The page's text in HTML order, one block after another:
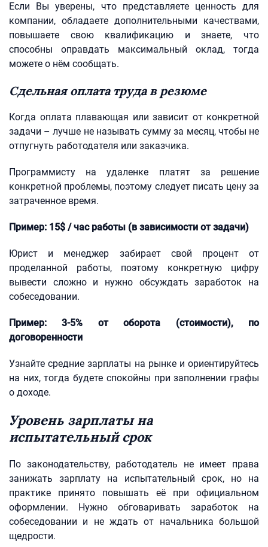
Если Вы уверены, что представляете ценность для
компании, обладаете дополнительными качествами,
повышаете свою квалификацию и знаете, что
способны оправдать максимальный оклад, тогда
можете о нём сообщать.
Сдельная оплата труда в резюме
Когда оплата плавающая или зависит от конкретной
задачи – лучше не называть сумму за месяц, чтобы не
отпугнуть работодателя или заказчика.
Программисту на удаленке платят за решение
конкретной проблемы, поэтому следует писать цену за
затраченное время.
Пример: 15$ / час работы (в зависимости от задачи)
Юрист и менеджер забирает свой процент от
проделанной работы, поэтому конкретную цифру
вывести сложно и нужно обсуждать заработок на
собеседовании.
Пример: 3-5% от оборота (стоимости), по
договоренности
Узнайте средние зарплаты на рынке и ориентируйтесь
на них, тогда будете спокойны при заполнении графы
о доходе.
Уровень зарплаты на
испытательный срок
По законодательству, работодатель не имеет права
занижать зарплату на испытательный срок, но на
практике принято повышать её при официальном
оформлении. Нужно обговаривать заработок на
собеседовании и не ждать от начальника большой
щедрости.